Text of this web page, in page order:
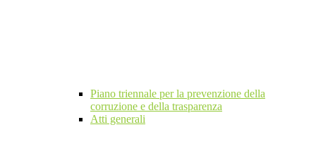
Piano triennale per la prevenzione della
corruzione e della trasparenza
Atti generali